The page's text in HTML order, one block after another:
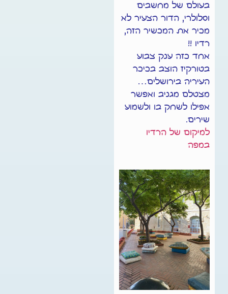
בעולם של מחשבים
וסלולרי, הדור הצעיר לא
מכיר את המכשיר הזה,
רדיו !!
אחד כזה ענק צבוע
בטורקיז הוצב בכיכר
העיריה בירושלים…
מצטלם מגניב ואפשר
אפילו לשחק בו ולשמוע
שירים.
למיקום של הרדיו
במפה